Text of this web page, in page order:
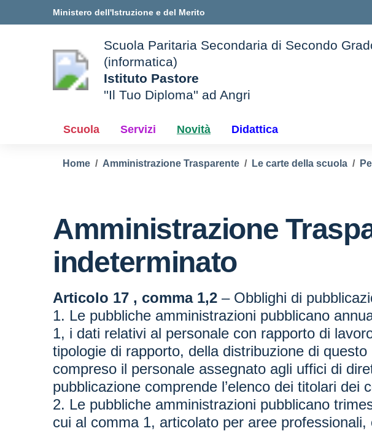
Ministero dell'Istruzione e del Merito
Scuola Paritaria Secondaria di Secondo
(informatica)
Istituto Pastore
''Il Tuo Diploma'' ad Angri
Scuola Servizi Novità Didattica
Home Amministrazione Trasparente Le carte della scuola
Amministrazione
indeterminato
Articolo 17 , comma 1,2 – Obblighi di
1. Le pubbliche amministrazioni pubblicano
1, i dati relativi al personale con rapporto di
tipologie di rapporto, della distribuzione di
compreso il personale assegnato agli uffici di
pubblicazione comprende l’elenco dei titolari dei
2. Le pubbliche amministrazioni pubblicano
cui al comma 1, articolato per aree